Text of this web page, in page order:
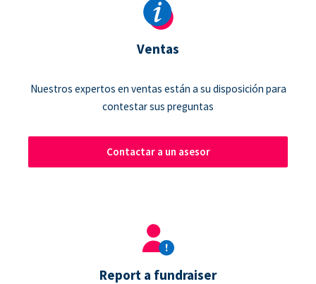
Ventas
Nuestros expertos en ventas están a su disposición para
contestar sus preguntas
Contactar a un asesor
Report a fundraiser